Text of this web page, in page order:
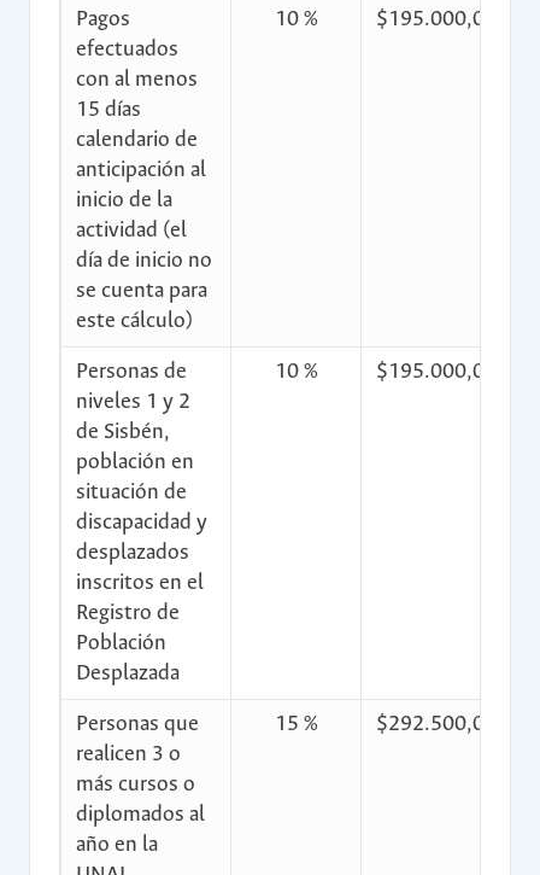
Pagos
efectuados
con al menos
15 días
calendario de
anticipación al
inicio de la
actividad (el
día de inicio no
se cuenta para
este cálculo)
10 % $195.000,00
Personas de
niveles 1 y 2
de Sisbén,
población en
situación de
discapacidad y
desplazados
inscritos en el
Registro de
Población
Desplazada
10 % $195.000,00
Personas que
realicen 3 o
más cursos o
diplomados al
año en la
15 % $292.500,00